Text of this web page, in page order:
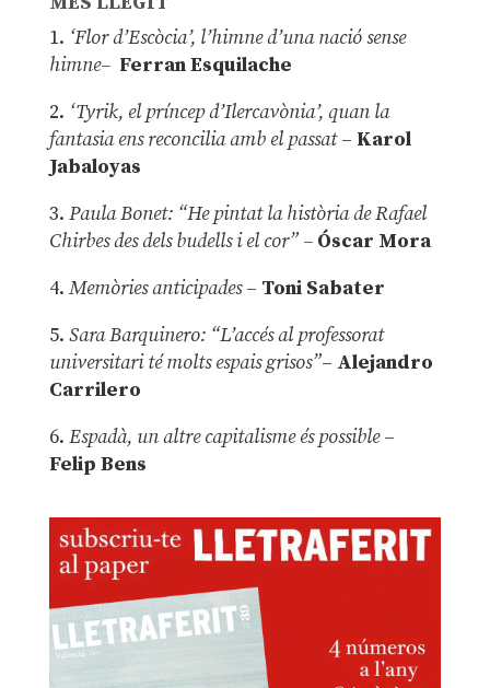
1. ‘Flor d’Escòcia’, l’himne d’una nació sense
himne– Ferran Esquilache
2. ‘Tyrik, el príncep d’Ilercavònia’, quan la
fantasia ens reconcilia amb el passat– Karol
Jabaloyas
3. Paula Bonet: “He pintat la història de Rafael
Chirbes des dels budells i el cor” –Óscar Mora
4. Memòries anticipades– Toni Sabater
5. Sara Barquinero: “L’accés al professorat
universitari té molts espais grisos”– Alejandro
Carrilero
6. Espadà, un altre capitalisme és possible –
Felip Bens